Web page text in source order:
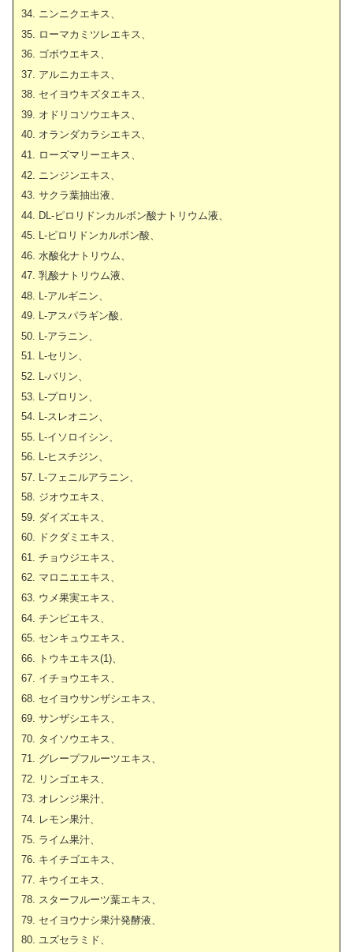
ニンニクエキス、
ローマカミツレエキス、
ゴボウエキス、
アルニカエキス、
セイヨウキズタエキス、
オドリコソウエキス、
オランダカラシエキス、
ローズマリーエキス、
ニンジンエキス、
サクラ葉抽出液、
DL-ピロリドンカルボン酸ナトリウム液、
L-ピロリドンカルボン酸、
水酸化ナトリウム、
乳酸ナトリウム液、
L-アルギニン、
L-アスパラギン酸、
L-アラニン、
L-セリン、
L-バリン、
L-プロリン、
L-スレオニン、
L-イソロイシン、
L-ヒスチジン、
L-フェニルアラニン、
ジオウエキス、
ダイズエキス、
ドクダミエキス、
チョウジエキス、
マロニエエキス、
ウメ果実エキス、
チンピエキス、
センキュウエキス、
トウキエキス(1)、
イチョウエキス、
セイヨウサンザシエキス、
サンザシエキス、
タイソウエキス、
グレープフルーツエキス、
リンゴエキス、
オレンジ果汁、
レモン果汁、
ライム果汁、
キイチゴエキス、
キウイエキス、
スターフルーツ葉エキス、
セイヨウナシ果汁発酵液、
ユズセラミド、